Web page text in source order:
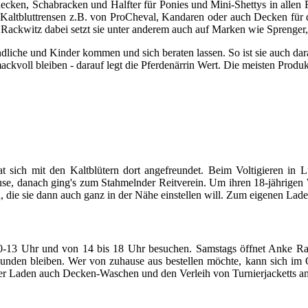
Schabracken und Halfter für Ponies und Mini-Shettys in
z.B. von ProCheval, Kandaren oder auch Decken
dabei setzt sie unter anderem auch auf Marken wie
und Kinder kommen und sich beraten lassen. So ist sie auch
bleiben - darauf legt die Pferdenärrin Wert. Die meisten
mit den Kaltblütern dort angefreundet. Beim Voltigieren in
danach ging's zum Stahmelnder Reitverein. Um ihren 18-
sie dann auch ganz in der Nähe einstellen will. Zum eigenen
Uhr und von 14 bis 18 Uhr besuchen. Samstags öffnet Anke
bleiben. Wer von zuhause aus bestellen möchte, kann sich
Laden auch Decken-Waschen und den Verleih von Turnierjacketts